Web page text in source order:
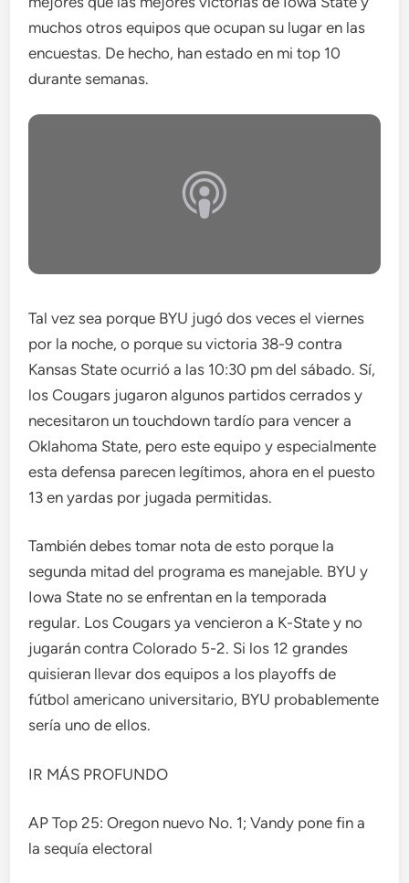
muchos otros equipos que ocupan su lugar en las
encuestas. De hecho, han estado en mi top 10
durante semanas.
Tal vez sea porque BYU jugó dos veces el viernes
por la noche, o porque su victoria 38-9 contra
Kansas State ocurrió a las 10:30 pm del sábado. Sí,
los Cougars jugaron algunos partidos cerrados y
necesitaron un touchdown tardío para vencer a
Oklahoma State, pero este equipo y especialmente
esta defensa parecen legítimos, ahora en el puesto
13 en yardas por jugada permitidas.
También debes tomar nota de esto porque la
segunda mitad del programa es manejable. BYU y
Iowa State no se enfrentan en la temporada
regular. Los Cougars ya vencieron a K-State y no
jugarán contra Colorado 5-2. Si los 12 grandes
quisieran llevar dos equipos a los playoffs de
fútbol americano universitario, BYU probablemente
sería uno de ellos.
IR MÁS PROFUNDO
AP Top 25: Oregon nuevo No. 1; Vandy pone fin a
la sequía electoral